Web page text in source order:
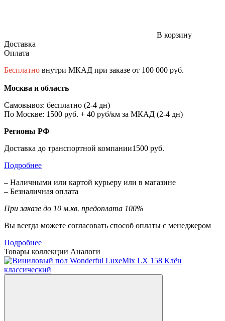
В корзину
Доставка
Оплата
Бесплатно внутри МКАД при заказе от 100 000 руб.
Москва и область
Самовывоз: бесплатно (2-4 дн)
По Москве: 1500 руб. + 40 руб/км за МКАД (2-4 дн)
Регионы РФ
Доставка до транспортной компании1500 руб.
Подробнее
– Наличными или картой курьеру или в магазине
– Безналичная оплата
При заказе до 10 м.кв. предоплата 100%
Вы всегда можете согласовать способ оплаты с менеджером
Подробнее
Товары коллекции Аналоги